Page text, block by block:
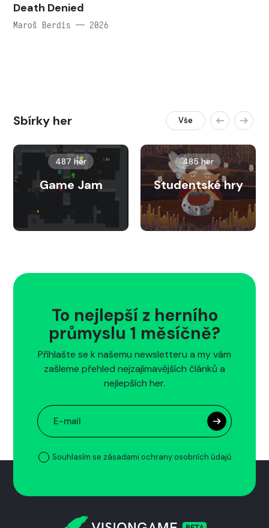
Death Denied
Maroš Berdis — 2026
Sbírky her Vše
487 her
Game Jam
485 her
Studentské hry
To nejlepší z herního
průmyslu 1 měsíčně?
Přihlašte se k našemu newsletteru a my vám
zašleme přehled nejzajímavějších článků a
nejlepších her.
Souhlasím se zásadami ochrany osobních údajů